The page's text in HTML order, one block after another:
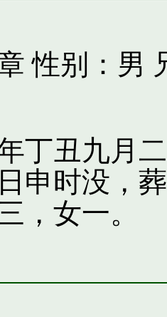
性别：男
丁丑九月
申时没，
，女一。